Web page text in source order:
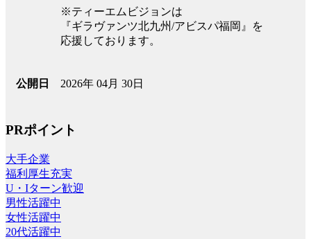
※ティーエムビジョンは
『ギラヴァンツ北九州/アビスパ福岡』を
応援しております。
公開日 2026年 04月 30日
PRポイント
大手企業
福利厚生充実
U・Iターン歓迎
男性活躍中
女性活躍中
20代活躍中